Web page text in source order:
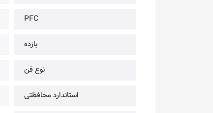
PFC
بازده
نوع فن
استاندارد محافظتی